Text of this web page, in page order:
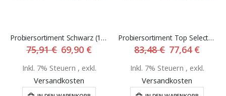
Probiersortiment Schwarz (19 Sorten)
75,91 € Sonderangebot
69,90 €
Inkl. 7% Steuern , exkl.
Versandkosten
Probiersortiment Top Select (14 Sorten)
83,48 € Sonderangebot
77,64 €
Inkl. 7% Steuern , exkl.
Versandkosten